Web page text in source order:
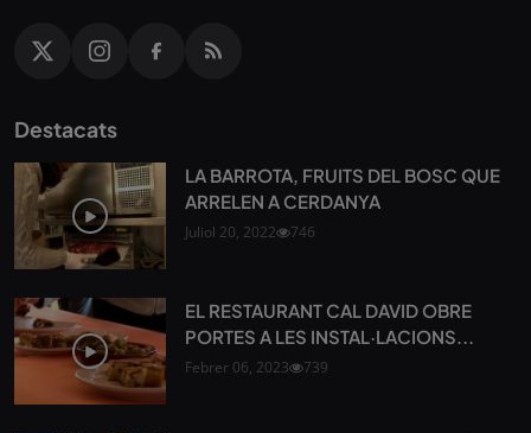
Destacats
LA BARROTA, FRUITS DEL BOSC QUE
ARRELEN A CERDANYA
Juliol 20, 2022 746
EL RESTAURANT CAL DAVID OBRE
PORTES A LES INSTAL·LACIONS...
Febrer 06, 2023 739